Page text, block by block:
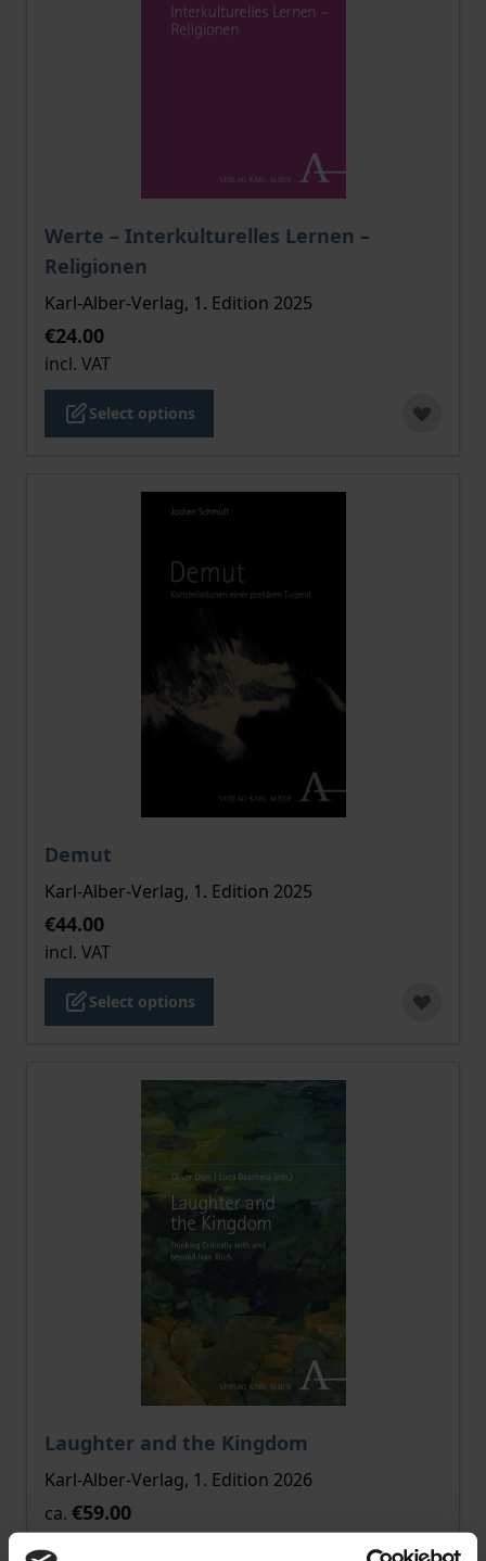
Werte – Interkulturelles Lernen –
Religionen
The price depends on the options chosen on the
Karl-Alber-Verlag, 1. Edition 2025
€24.00
incl. VAT
Select options
Demut
The price depends on the options chosen on the
Karl-Alber-Verlag, 1. Edition 2025
€44.00
incl. VAT
Select options
Laughter and the Kingdom
The price depends on the options chosen on the
Karl-Alber-Verlag, 1. Edition 2026
ca. €59.00
incl. VAT